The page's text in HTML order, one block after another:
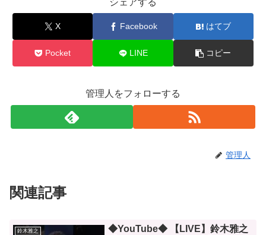
X Facebook はてブ
Pocket LINE コピー
管理人をフォローする
管理人
関連記事
鈴木雅之
◆YouTube◆ 【LIVE】鈴木雅之